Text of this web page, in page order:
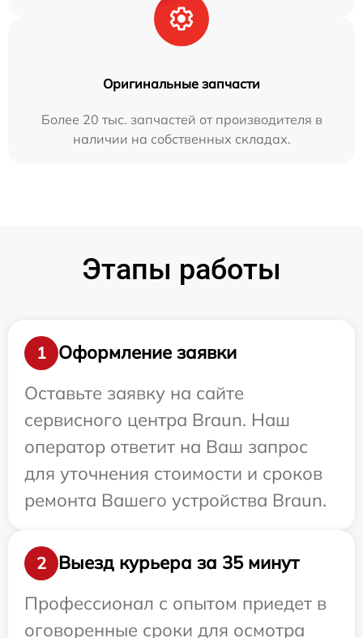
Оригинальные запчасти
Более 20 тыс. запчастей от производителя в
наличии на собственных складах.
Этапы работы
1
Оформление заявки
Оставьте заявку на сайте
сервисного центра Braun. Наш
оператор ответит на Ваш запрос
для уточнения стоимости и сроков
ремонта Вашего устройства Braun.
2
Выезд курьера за 35 минут
Профессионал с опытом приедет в
оговоренные сроки для осмотра